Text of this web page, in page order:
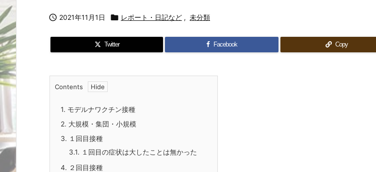
 2021年11月1日  レポート・日記など , 未分類
Twitter Facebook Copy
Contents
1. モデルナワクチン接種
2. 大規模・集団・小規模
3. １回目接種
3.1. １回目の症状は大したことは無かった
4. ２回目接種